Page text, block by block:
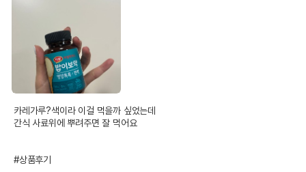
상품 필수 정보
품명 및 모델명
법에 의한 인증,허가 등을
경우 그에 대한 사항
제조자,수입품의 경우
카레가루?색이라 이걸 먹을까 싶었는데
간식 사료위에 뿌려주면 잘 먹어요
#상품후기